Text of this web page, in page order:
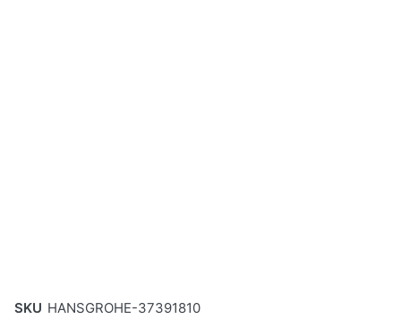
SKU HANSGROHE-37391810